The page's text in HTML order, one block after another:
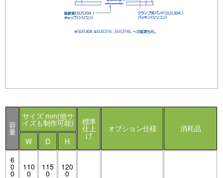
容
量
サイズ mm(他サ
イズも制作可能) 標準
仕上
げ
オプション仕様
消耗品
W
D
H
6
0
0
110
0
115
0
120
0